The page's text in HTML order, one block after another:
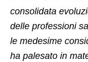
consolidata
delle professioni
le medesime
ha palesato in